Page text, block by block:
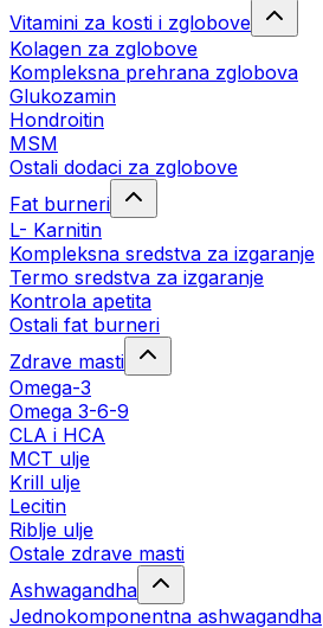
Vitamini za kosti i zglobove
Kolagen za zglobove
Kompleksna prehrana zglobova
Glukozamin
Hondroitin
MSM
Ostali dodaci za zglobove
Fat burneri
L- Karnitin
Kompleksna sredstva za izgaranje
Termo sredstva za izgaranje
Kontrola apetita
Ostali fat burneri
Zdrave masti
Omega-3
Omega 3-6-9
CLA i HCA
MCT ulje
Krill ulje
Lecitin
Riblje ulje
Ostale zdrave masti
Ashwagandha
Jednokomponentna ashwagandha